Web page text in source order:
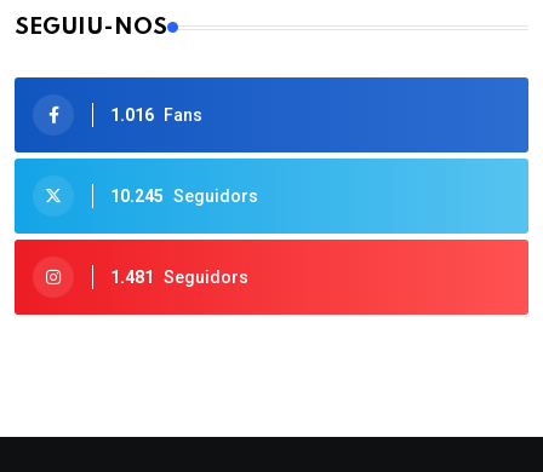
SEGUIU-NOS
1.016 Fans
10.245 Seguidors
1.481 Seguidors